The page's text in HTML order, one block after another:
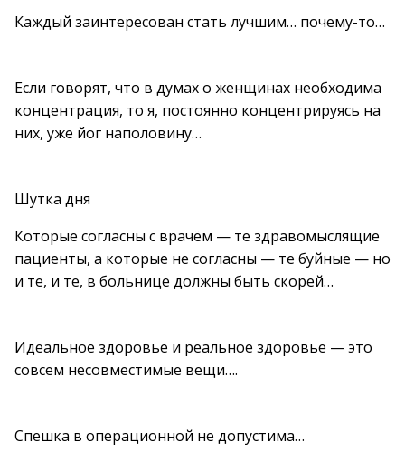
Каждый заинтересован стать лучшим… почему-то…
Если говорят, что в думах о женщинах необходима
концентрация, то я, постоянно концентрируясь на
них, уже йог наполовину…
Шутка дня
Которые согласны с врачём — те здравомыслящие
пациенты, а которые не согласны — те буйные — но
и те, и те, в больнице должны быть скорей…
Идеальное здоровье и реальное здоровье — это
совсем несовместимые вещи….
Спешка в операционной не допустима…